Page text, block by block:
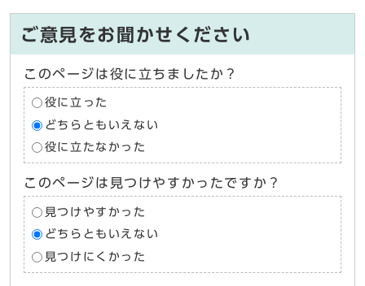
ご意見をお聞かせください
このページは役に立ちましたか？
役に立った
どちらともいえない
役に立たなかった
このページは見つけやすかったですか？
見つけやすかった
どちらともいえない
見つけにくかった